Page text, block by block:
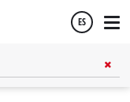
ES